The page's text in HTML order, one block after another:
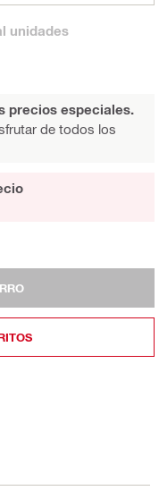
unidades
precios especiales.
de todos los